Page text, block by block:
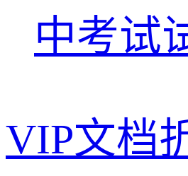
中考试
VIP文档